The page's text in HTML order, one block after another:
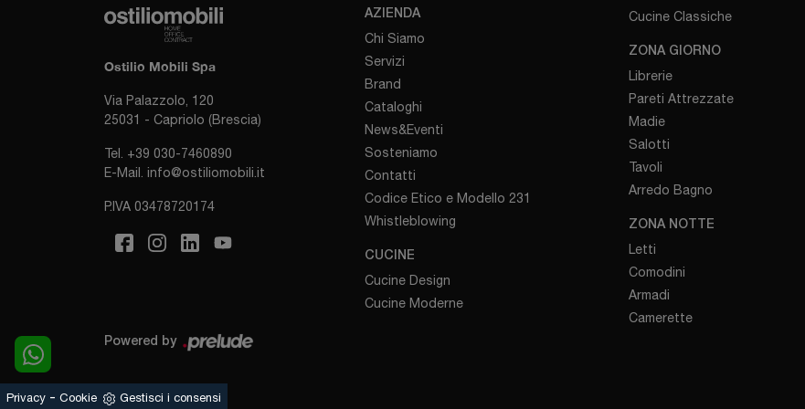
Ostilio Mobili Spa
Via Palazzolo, 120
25031 - Capriolo (Brescia)
Tel. +39 030-7460890
E-Mail. info@ostiliomobili.it
P.IVA 03478720174
AZIENDA
Chi Siamo
Servizi
Brand
Cataloghi
News&Eventi
Sosteniamo
Contatti
Codice Etico e Modello 231
Whistleblowing
CUCINE
Cucine Design
Cucine Moderne
Cucine Classiche
ZONA GIORNO
Librerie
Pareti Attrezzate
Madie
Salotti
Tavoli
Arredo Bagno
ZONA NOTTE
Letti
Comodini
Armadi
Camerette
Powered by
Privacy - Cookie Gestisci i consensi